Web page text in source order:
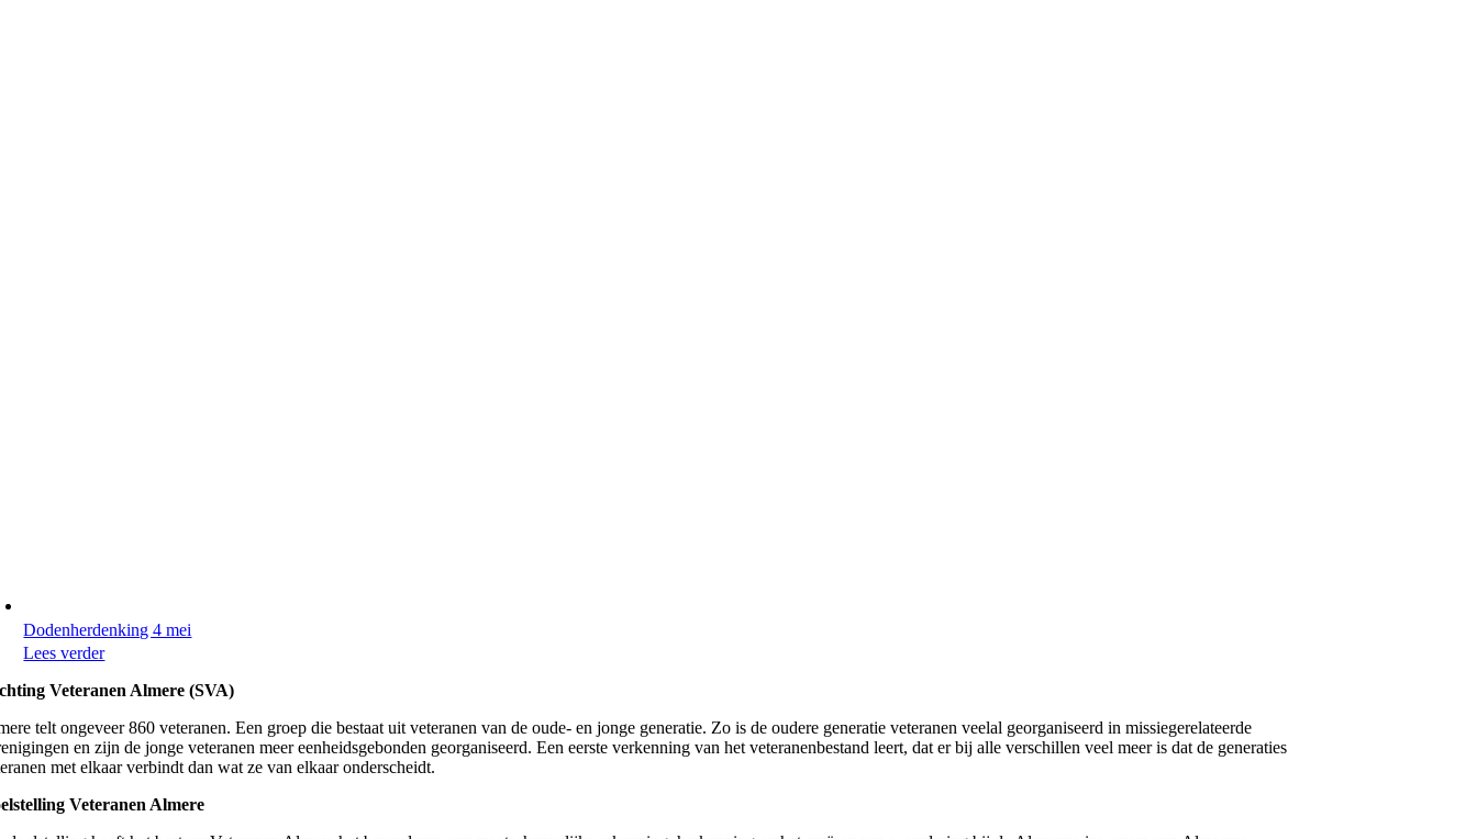
Dodenherdenking 4 mei
Lees verder
Veteranen Almere (SVA)
telt ongeveer 860 veteranen. Een groep die bestaat uit veteranen van de oude- en jonge generatie. Zo is de oudere generatie veteranen veelal georganiseerd in missiegerelateerde
en zijn de jonge veteranen meer eenheidsgebonden georganiseerd. Een eerste verkenning van het veteranenbestand leert, dat er bij alle verschillen veel meer is dat de generaties
met elkaar verbindt dan wat ze van elkaar onderscheidt.
Veteranen Almere